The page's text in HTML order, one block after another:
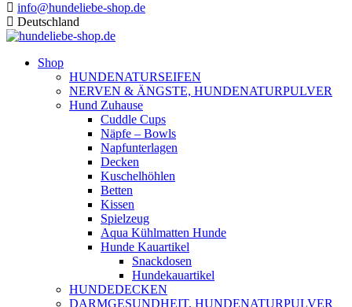
info@hundeliebe-shop.de
Deutschland
Shop
HUNDENATURSEIFEN
NERVEN & ÄNGSTE, HUNDENATURPULVER
Hund Zuhause
Cuddle Cups
Näpfe – Bowls
Napfunterlagen
Decken
Kuschelhöhlen
Betten
Kissen
Spielzeug
Aqua Kühlmatten Hunde
Hunde Kauartikel
Snackdosen
Hundekauartikel
HUNDEDECKEN
DARMGESUNDHEIT, HUNDENATURPULVER